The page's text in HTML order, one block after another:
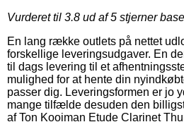
Vurderet til 3.8 ud af 5 stjerner
En lang række outlets på nettet
forskellige leveringsudgaver. En
til dags levering til et
mulighed for at hente din
passer dig. Leveringsformen er jo
mange tilfælde desuden den
af Ton Kooiman Etude Clarinet